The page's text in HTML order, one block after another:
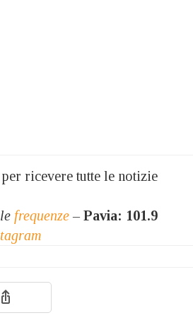
per ricevere tutte le notizie
frequenze–Pavia: 101.9